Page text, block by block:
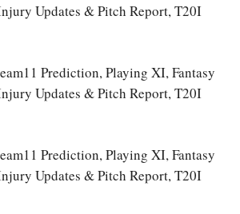
Updates & Pitch Report, T20I
Prediction, Playing XI, Fantasy
Updates & Pitch Report, T20I
Prediction, Playing XI, Fantasy
Updates & Pitch Report, T20I